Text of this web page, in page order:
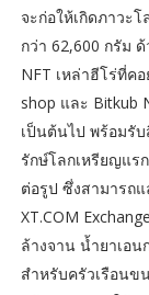
จะก่อให้เกิดภาวะ
กว่า 62,600 กรัม
NFT เหล่าฮีโร่ที่ค
shop และ Bitkub
เป็นต้นไป พร้อมรั
รักษ์โลกเหรียญแร
ต่อรูป ซึ่งสามารถ
XT.COM
ล้างจาน น้ำยาเอน
สำหรับครัวเรือนข